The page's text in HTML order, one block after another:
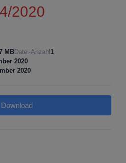
2020
MBDatei-Anzahl 1
2020
2020
Download